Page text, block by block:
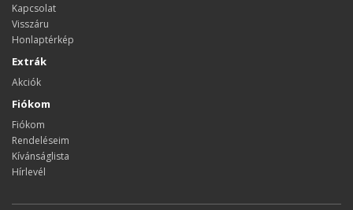
Kapcsolat
Visszáru
Honlaptérkép
Extrák
Akciók
Fiókom
Fiókom
Rendeléseim
Kívánságlista
Hírlevél